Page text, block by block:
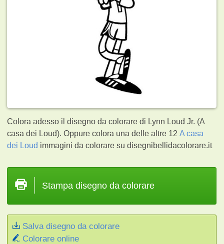
Colora adesso il disegno da colorare di Lynn Loud Jr. (A
casa dei Loud). Oppure colora una delle altre 12A casa
dei Loud immagini da colorare su disegnibellidacolorare.it
Stampa disegno da colorare
Salva disegno da colorare
Colorare online